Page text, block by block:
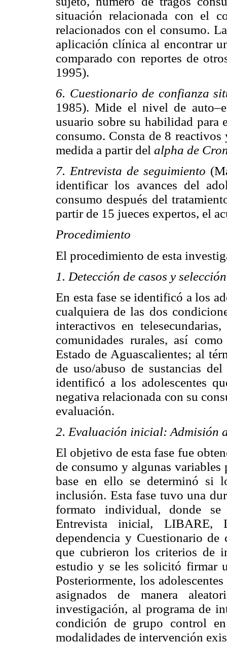
situación relacionada con el
relacionados con el consumo.
aplicación clínica al encontrar
comparado con reportes de
1995).
6. Cuestionario de confianza
1985). Mide el nivel de
usuario sobre su habilidad para
consumo. Consta de 8
medida a partir del alpha de
7. Entrevista de seguimiento
identificar los avances del
consumo después del
partir de 15 jueces expertos, el
Procedimiento
El procedimiento de esta
1. Detección de casos y
En esta fase se identificó a los
cualquiera de las dos
interactivos en
comunidades rurales, así
Estado de Aguascalientes; al
de uso/abuso de sustancias
identificó a los adolescentes
negativa relacionada con su
evaluación.
2. Evaluación inicial: Admisión
El objetivo de esta fase fue
de consumo y algunas variables
base en ello se determinó si
inclusión. Esta fase tuvo una
formato individual, donde se
Entrevista inicial, LIBARE,
dependencia y Cuestionario de
que cubrieron los criterios de
estudio y se les solicitó firmar
Posteriormente, los
asignados de manera
investigación, al programa de
condición de grupo control
modalidades de intervención